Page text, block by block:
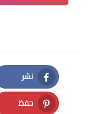
نشر
Facebook
حفظ